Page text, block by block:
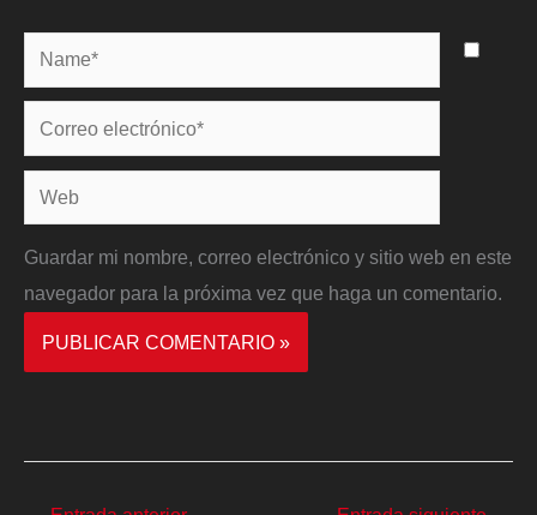
Name*
Correo
electrónico*
Web
Guardar mi nombre, correo electrónico y sitio web en este
navegador para la próxima vez que haga un comentario.